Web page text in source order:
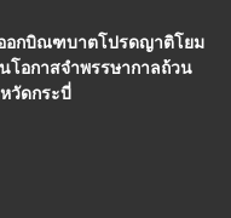
อกบิณฑบาตโปรดญาติโยม
โอกาสจำพรรษากาลถ้วน
วัดกระบี่